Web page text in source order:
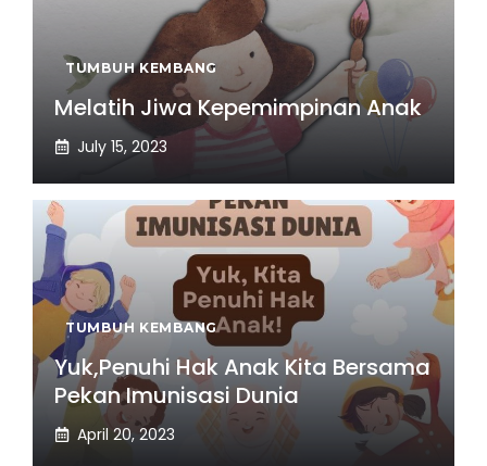
TUMBUH KEMBANG
Melatih Jiwa Kepemimpinan Anak
July 15, 2023
TUMBUH KEMBANG
Yuk,Penuhi Hak Anak Kita Bersama
Pekan Imunisasi Dunia
April 20, 2023